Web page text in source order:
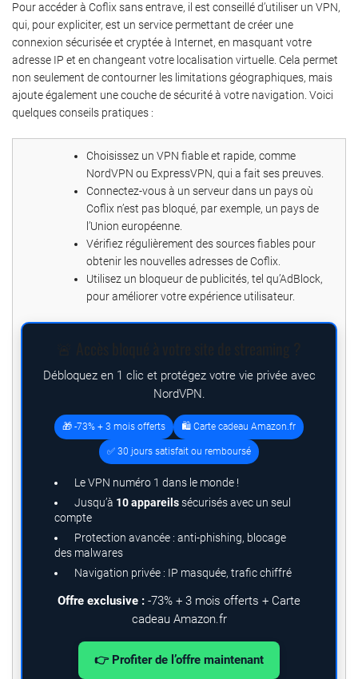
Pour accéder à Coflix sans entrave, il est conseillé d’utiliser un VPN,
qui, pour expliciter, est un service permettant de créer une
connexion sécurisée et cryptée à Internet, en masquant votre
adresse IP et en changeant votre localisation virtuelle. Cela permet
non seulement de contourner les limitations géographiques, mais
ajoute également une couche de sécurité à votre navigation. Voici
quelques conseils pratiques :
Choisissez un VPN fiable et rapide, comme
NordVPN ou ExpressVPN, qui a fait ses preuves.
Connectez-vous à un serveur dans un pays où
Coflix n’est pas bloqué, par exemple, un pays de
l’Union européenne.
Vérifiez régulièrement des sources fiables pour
obtenir les nouvelles adresses de Coflix.
Utilisez un bloqueur de publicités, tel qu’AdBlock,
pour améliorer votre expérience utilisateur.
Débloquez en 1 clic et protégez votre vie privée avec
NordVPN.
🎁 -73% + 3 mois offerts 🛍️ Carte cadeau Amazon.fr
✅ 30 jours satisfait ou remboursé
Le VPN numéro 1 dans le monde !
Jusqu’à 10 appareilssécurisés avec un seul
compte
Protection avancée : anti-phishing, blocage
des malwares
Navigation privée : IP masquée, trafic chiffré
Offre exclusive : -73% + 3 mois offerts + Carte
cadeau Amazon.fr
👉 Profiter de l’offre maintenant